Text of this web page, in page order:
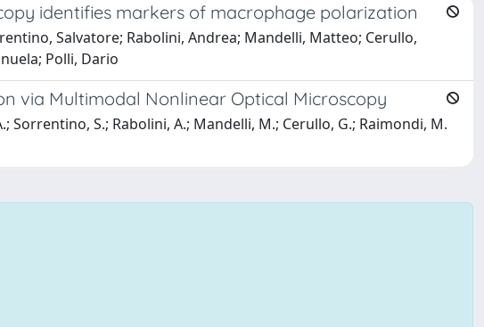
identifies markers of macrophage polarization
Salvatore; Rabolini, Andrea; Mandelli, Matteo; Cerullo,
Polli, Dario
via Multimodal Nonlinear Optical Microscopy
Sorrentino, S.; Rabolini, A.; Mandelli, M.; Cerullo, G.; Raimondi, M.